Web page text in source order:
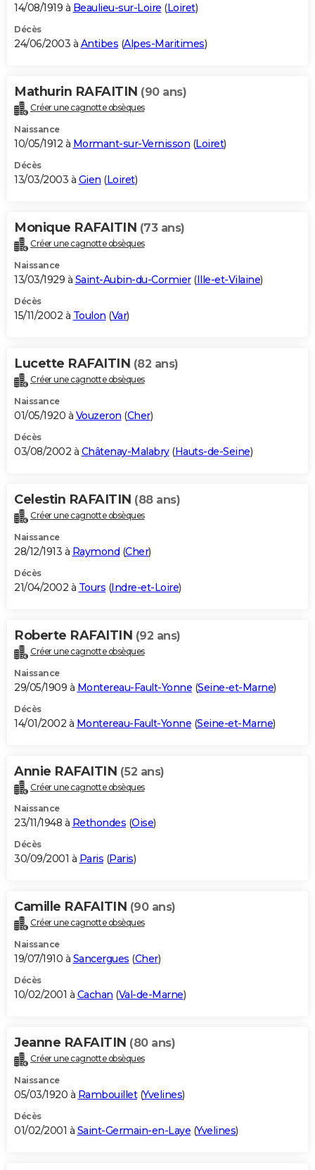
14/08/1919 à Beaulieu-sur-Loire (Loiret)
Décès
24/06/2003 à Antibes (Alpes-Maritimes)
Mathurin RAFAITIN (90 ans)
Créer une cagnotte obsèques
Naissance
10/05/1912 à Mormant-sur-Vernisson (Loiret)
Décès
13/03/2003 à Gien (Loiret)
Monique RAFAITIN (73 ans)
Créer une cagnotte obsèques
Naissance
13/03/1929 à Saint-Aubin-du-Cormier(Ille-et-Vilaine)
Décès
15/11/2002 à Toulon (Var)
Lucette RAFAITIN (82 ans)
Créer une cagnotte obsèques
Naissance
01/05/1920 à Vouzeron (Cher)
Décès
03/08/2002 à Châtenay-Malabry(Hauts-de-Seine)
Celestin RAFAITIN (88 ans)
Créer une cagnotte obsèques
Naissance
28/12/1913 à Raymond (Cher)
Décès
21/04/2002 à Tours (Indre-et-Loire)
Roberte RAFAITIN (92 ans)
Créer une cagnotte obsèques
Naissance
29/05/1909 à Montereau-Fault-Yonne (Seine-et-Marne)
Décès
14/01/2002 à Montereau-Fault-Yonne (Seine-et-Marne)
Annie RAFAITIN (52 ans)
Créer une cagnotte obsèques
Naissance
23/11/1948 à Rethondes (Oise)
Décès
30/09/2001 à Paris (Paris)
Camille RAFAITIN (90 ans)
Créer une cagnotte obsèques
Naissance
19/07/1910 à Sancergues (Cher)
Décès
10/02/2001 à Cachan (Val-de-Marne)
Jeanne RAFAITIN (80 ans)
Créer une cagnotte obsèques
Naissance
05/03/1920 à Rambouillet(Yvelines)
Décès
01/02/2001 à Saint-Germain-en-Laye (Yvelines)